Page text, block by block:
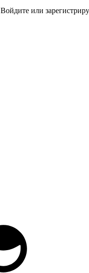
Войдите или